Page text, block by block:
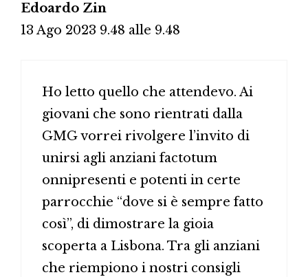
Edoardo Zin
13 Ago 2023 9.48 alle 9.48
Ho letto quello che attendevo. Ai
giovani che sono rientrati dalla
GMG vorrei rivolgere l’invito di
unirsi agli anziani factotum
onnipresenti e potenti in certe
parrocchie “dove si è sempre fatto
così”, di dimostrare la gioia
scoperta a Lisbona. Tra gli anziani
che riempiono i nostri consigli